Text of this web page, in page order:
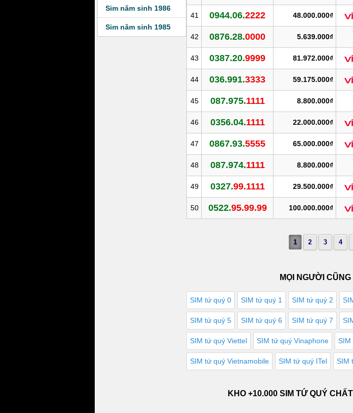
Sim năm sinh 1986
Sim năm sinh 1985
41 0944.06.2222 48.000.000₫
42 0876.28.0000 5.639.000₫
43 0387.20.9999 81.972.000₫
44 036.991.3333 59.175.000₫
45 087.975.1111 8.800.000₫
46 0356.04.1111 22.000.000₫
47 0867.93.5555 65.000.000₫
48 087.974.1111 8.800.000₫
49 0327.99.1111 29.500.000₫
50 0522.95.99.99 100.000.000₫
1 2 3 4
MỌI NGƯỜI
SIM tứ quý 0 SIM tứ quý 1 SIM tứ quý 2
SIM tứ quý 5 SIM tứ quý 6 SIM tứ quý 7
SIM tứ quý Viettel SIM tứ quý Vinaphone SIM
SIM tứ quý Vietnamobile SIM tứ quý ITel SIM
KHO +10.000 SIM TỨ QUÝ